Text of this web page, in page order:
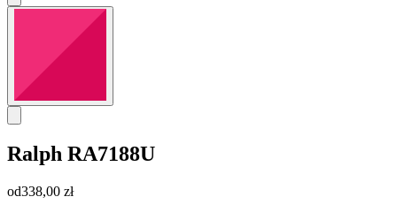
Ralph RA7188U
od338,00 zł